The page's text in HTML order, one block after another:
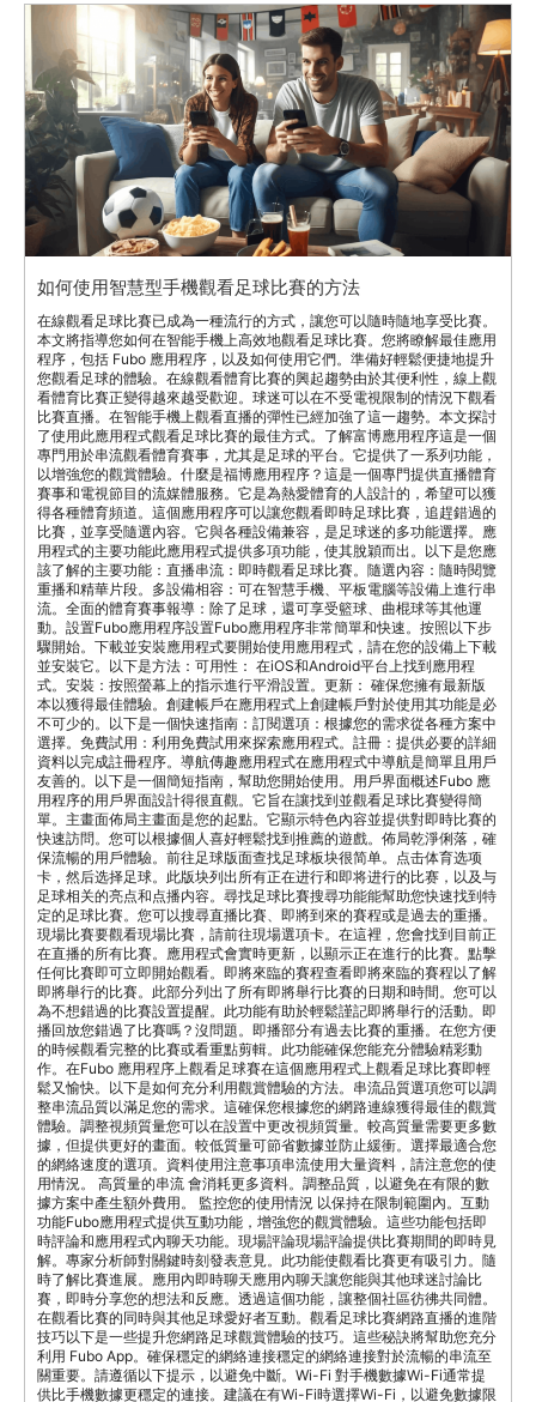
程序，包括 Fubo 應用程序，以及如何使用它們。準備好輕鬆便捷地提升
您觀看足球的體驗。在線觀看體育比賽的興起趨勢由於其便利性，線上觀
看體育比賽正變得越來越受歡迎。球迷可以在不受電視限制的情況下觀看
比賽直播。在智能手機上觀看直播的彈性已經加強了這一趨勢。本文探討
了使用此應用程式觀看足球比賽的最佳方式。了解富博應用程序這是一個
專門用於串流觀看體育賽事，尤其是足球的平台。它提供了一系列功能，
以增強您的觀賞體驗。什麼是福博應用程序？這是一個專門提供直播體育
賽事和電視節目的流媒體服務。它是為熱愛體育的人設計的，希望可以獲
得各種體育頻道。這個應用程序可以讓您觀看即時足球比賽，追趕錯過的
比賽，並享受隨選內容。它與各種設備兼容，是足球迷的多功能選擇。應
用程式的主要功能此應用程式提供多項功能，使其脫穎而出。以下是您應
該了解的主要功能：直播串流：即時觀看足球比賽。隨選內容：隨時閱覽
重播和精華片段。多設備相容：可在智慧手機、平板電腦等設備上進行串
流。全面的體育賽事報導：除了足球，還可享受籃球、曲棍球等其他運
動。設置Fubo應用程序設置Fubo應用程序非常簡單和快速。按照以下步
驟開始。下載並安裝應用程式要開始使用應用程式，請在您的設備上下載
並安裝它。以下是方法：可用性： 在iOS和Android平台上找到應用程
式。安裝：按照螢幕上的指示進行平滑設置。更新： 確保您擁有最新版
本以獲得最佳體驗。創建帳戶在應用程式上創建帳戶對於使用其功能是必
不可少的。以下是一個快速指南：訂閱選項：根據您的需求從各種方案中
選擇。免費試用：利用免費試用來探索應用程式。註冊：提供必要的詳細
資料以完成註冊程序。導航傳趣應用程式在應用程式中導航是簡單且用戶
友善的。以下是一個簡短指南，幫助您開始使用。用戶界面概述Fubo 應
用程序的用戶界面設計得很直觀。它旨在讓找到並觀看足球比賽變得簡
單。主畫面佈局主畫面是您的起點。它顯示特色內容並提供對即時比賽的
快速訪問。您可以根據個人喜好輕鬆找到推薦的遊戲。佈局乾淨俐落，確
保流暢的用戶體驗。前往足球版面查找足球板块很简单。点击体育选项
卡，然后选择足球。此版块列出所有正在进行和即将进行的比赛，以及与
足球相关的亮点和点播内容。尋找足球比賽搜尋功能能幫助您快速找到特
定的足球比賽。您可以搜尋直播比賽、即將到來的賽程或是過去的重播。
現場比賽要觀看現場比賽，請前往現場選項卡。在這裡，您會找到目前正
在直播的所有比賽。應用程式會實時更新，以顯示正在進行的比賽。點擊
任何比賽即可立即開始觀看。即將來臨的賽程查看即將來臨的賽程以了解
即將舉行的比賽。此部分列出了所有即將舉行比賽的日期和時間。您可以
為不想錯過的比賽設置提醒。此功能有助於輕鬆謹記即將舉行的活動。即
播回放您錯過了比賽嗎？沒問題。即播部分有過去比賽的重播。在您方便
的時候觀看完整的比賽或看重點剪輯。此功能確保您能充分體驗精彩動
作。在Fubo 應用程序上觀看足球賽在這個應用程式上觀看足球比賽即輕
鬆又愉快。以下是如何充分利用觀賞體驗的方法。串流品質選項您可以調
整串流品質以滿足您的需求。這確保您根據您的網路連線獲得最佳的觀賞
體驗。調整視頻質量您可以在設置中更改視頻質量。較高質量需要更多數
據，但提供更好的畫面。較低質量可節省數據並防止緩衝。選擇最適合您
的網絡速度的選項。資料使用注意事項串流使用大量資料，請注意您的使
用情況。 高質量的串流 會消耗更多資料。調整品質，以避免在有限的數
據方案中產生額外費用。 監控您的使用情況 以保持在限制範圍內。互動
功能Fubo應用程式提供互動功能，增強您的觀賞體驗。這些功能包括即
時評論和應用程式內聊天功能。現場評論現場評論提供比賽期間的即時見
解。專家分析師對關鍵時刻發表意見。此功能使觀看比賽更有吸引力。隨
時了解比賽進展。應用內即時聊天應用內聊天讓您能與其他球迷討論比
賽，即時分享您的想法和反應。透過這個功能，讓整個社區彷彿共同體。
在觀看比賽的同時與其他足球愛好者互動。觀看足球比賽網路直播的進階
技巧以下是一些提升您網路足球觀賞體驗的技巧。這些秘訣將幫助您充分
利用 Fubo App。確保穩定的網絡連接穩定的網絡連接對於流暢的串流至
關重要。請遵循以下提示，以避免中斷。Wi-Fi 對手機數據Wi-Fi通常提
供比手機數據更穩定的連接。建議在有Wi-Fi時選擇Wi-Fi，以避免數據限
制並確保更好的品質。手機數據可能較不可靠且更昂貴。根據您的情況選
擇最佳選項。最小化干擾為了最小化干擾，關閉其他使用網際網路的應用
程式。確保您的設備訊號強勁。靠近您的 Wi-Fi 路由器。優化您的設置以
確保串流不中斷。使用外部設備通過使用外部設備來增強您的觀賞體驗。
這包括將畫面轉至電視，或連接到揚聲器。將比賽投影到電視您可以從手
機將比賽投影到電視上，以獲得更好的觀賞效果。使用Chromecast或
Apple TV。這讓您可以在較大的屏幕上觀賞比賽，讓您可以像在球場上
一樣體驗足球。連接外部揚聲器將您的手機連接到外部揚聲器以獲得更好
的音質。藍牙揚聲器或音響系統可以改善音質。這將使評論和觀眾的聲音
充滿整個空間，提升您的看足球體驗。替代Fubo應用程式如果Fubo不適
合您，還有其他應用程式可供選擇。以下是一些熱門替代方案：
ESPN+：提供各種運動，包括足球。DAZN：提供直播和按需運動賽事串
流。NBC Sports：提供現場足球比賽和精華。YouTube TV：包括多個運
動頻道。Sling TV：提供可自訂的運動套餐。在智慧手機上觀看足球賽的
最後話在智慧手機上觀看足球賽非常方便和靈活。像Fubo這樣的應用程
式讓您輕鬆地查看直播賽事和隨選內容。本指南將教您如何下載和使用最
佳的應用程式。享受隨時隨地觀看足球賽的靈活性。接受現代串流技術的
便利性。